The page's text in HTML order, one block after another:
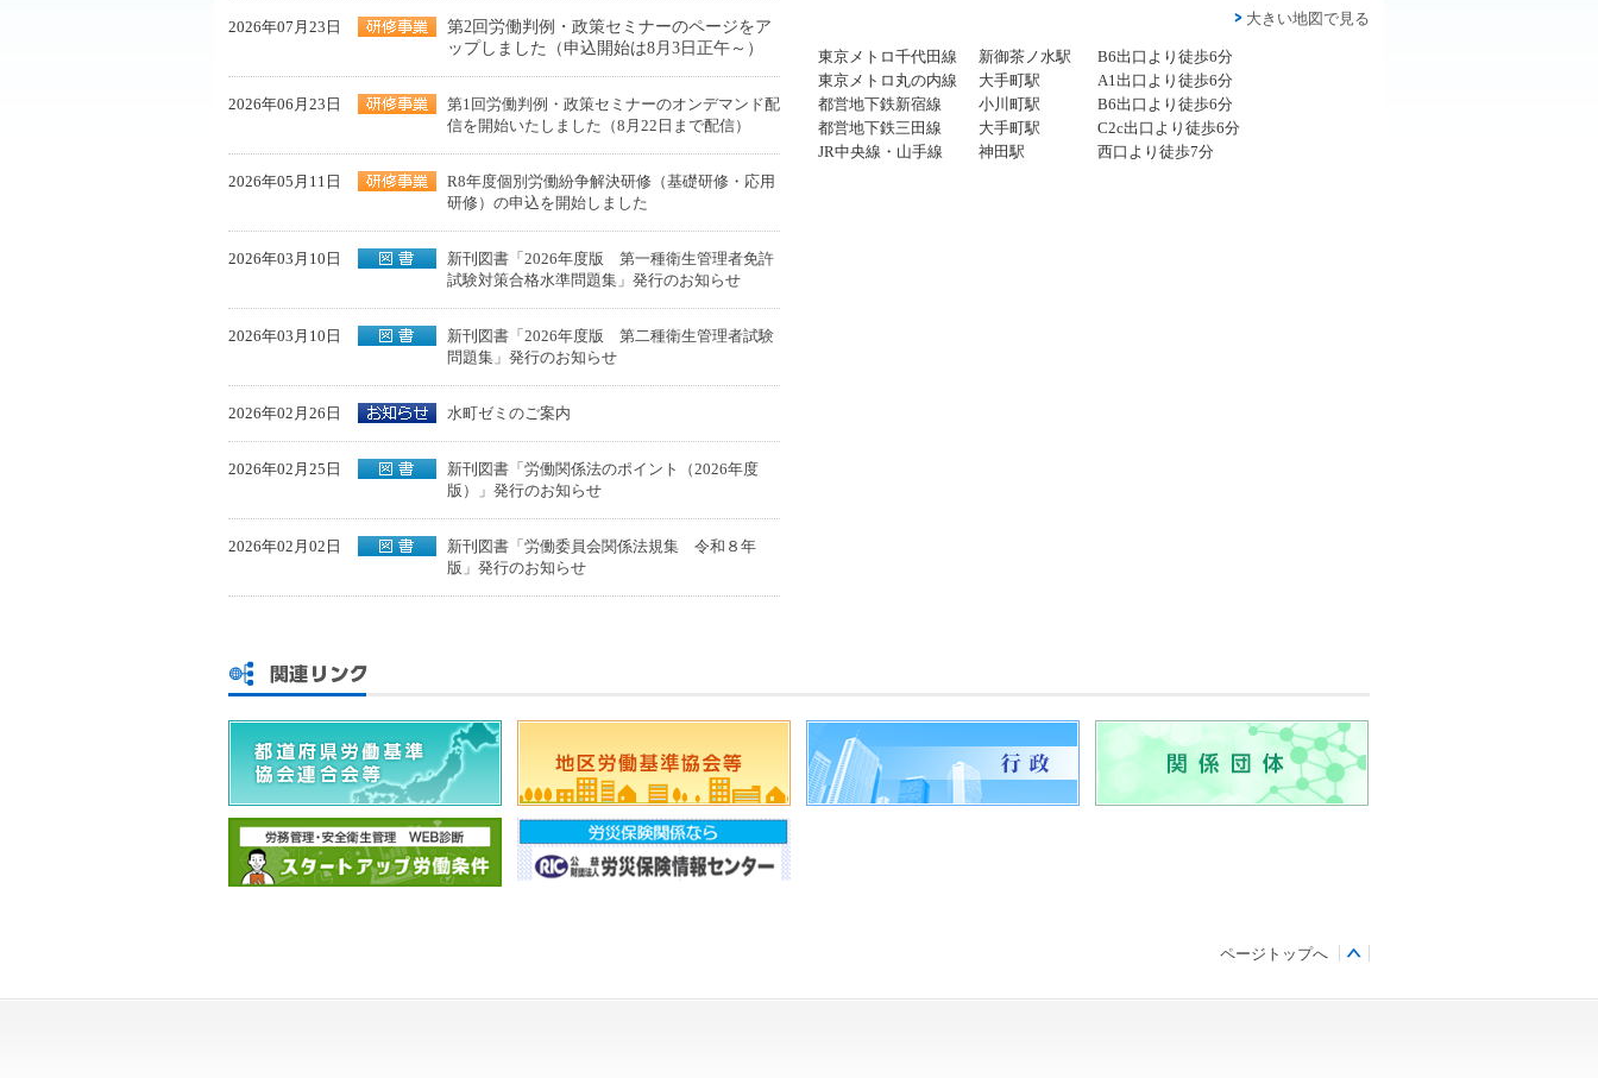
2026年07月23日
第2回労働判例・政策セミナーのページをア
ップしました（申込開始は8月3日正午～）
2026年06月23日
第1回労働判例・政策セミナーのオンデマンド配
信を開始いたしました（8月22日まで配信）
2026年05月11日
R8年度個別労働紛争解決研修（基礎研修・応用
研修）の申込を開始しました
2026年03月10日
新刊図書「2026年度版 第一種衛生管理者免許
試験対策合格水準問題集」発行のお知らせ
2026年03月10日
新刊図書「2026年度版 第二種衛生管理者試験
問題集」発行のお知らせ
2026年02月26日 水町ゼミのご案内
2026年02月25日
新刊図書「労働関係法のポイント（2026年度
版）」発行のお知らせ
2026年02月02日
新刊図書「労働委員会関係法規集 令和８年
版」発行のお知らせ
大きい地図で見る
東京メトロ千代田線 新御茶ノ水駅
B6出口より徒歩6分
東京メトロ丸の内線
大手町駅
A1出口より徒歩6分
都営地下鉄新宿線
小川町駅
B6出口より徒歩6分
都営地下鉄三田線
大手町駅
C2c出口より徒歩6分
JR中央線・山手線
神田駅 西口より徒歩7分
ページトップへ